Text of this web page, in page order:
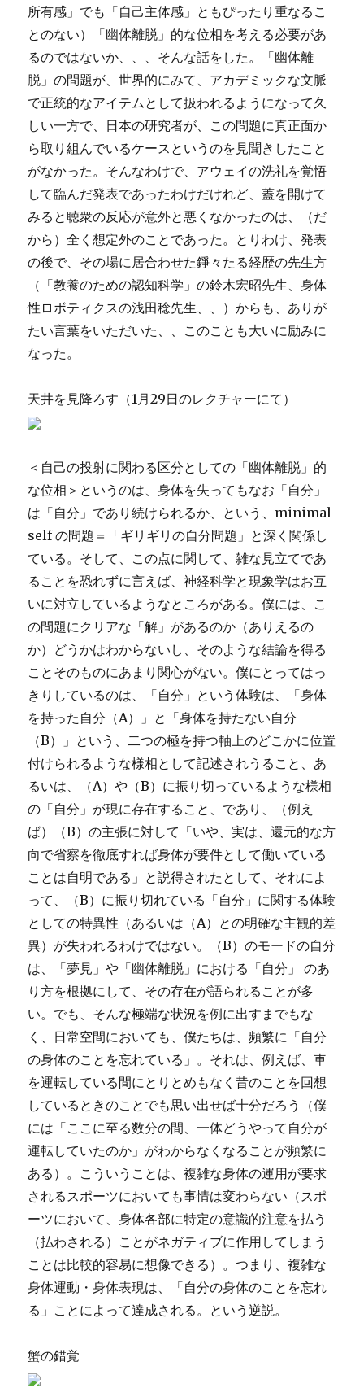
所有感」でも「自己主体感」ともぴったり重なるこ
とのない）「幽体離脱」的な位相を考える必要があ
るのではないか、、、そんな話をした。「幽体離
脱」の問題が、世界的にみて、アカデミックな文脈
で正統的なアイテムとして扱われるようになって久
しい一方で、日本の研究者が、この問題に真正面か
ら取り組んでいるケースというのを見聞きしたこと
がなかった。そんなわけで、アウェイの洗礼を覚悟
して臨んだ発表であったわけだけれど、蓋を開けて
みると聴衆の反応が意外と悪くなかったのは、（だ
から）全く想定外のことであった。とりわけ、発表
の後で、その場に居合わせた錚々たる経歴の先生方
（「教養のための認知科学」の鈴木宏昭先生、身体
性ロボティクスの浅田稔先生、、）からも、ありが
たい言葉をいただいた、、このことも大いに励みに
なった。
天井を見降ろす（1月29日のレクチャーにて）
＜自己の投射に関わる区分としての「幽体離脱」的
な位相＞というのは、身体を失ってもなお「自分」
は「自分」であり続けられるか、という、minimal
self の問題＝「ギリギリの自分問題」と深く関係し
ている。そして、この点に関して、雑な見立てであ
ることを恐れずに言えば、神経科学と現象学はお互
いに対立しているようなところがある。僕には、こ
の問題にクリアな「解」があるのか（ありえるの
か）どうかはわからないし、そのような結論を得る
ことそのものにあまり関心がない。僕にとってはっ
きりしているのは、「自分」という体験は、「身体
を持った自分（A）」と「身体を持たない自分
（B）」という、二つの極を持つ軸上のどこかに位置
付けられるような様相として記述されうること、あ
るいは、（A）や（B）に振り切っているような様相
の「自分」が現に存在すること、であり、（例え
ば）（B）の主張に対して「いや、実は、還元的な方
向で省察を徹底すれば身体が要件として働いている
ことは自明である」と説得されたとして、それによ
って、（B）に振り切れている「自分」に関する体験
としての特異性（あるいは（A）との明確な主観的差
異）が失われるわけではない。（B）のモードの自分
は、「夢見」や「幽体離脱」における「自分」 のあ
り方を根拠にして、その存在が語られることが多
い。でも、そんな極端な状況を例に出すまでもな
く、日常空間においても、僕たちは、頻繁に「自分
の身体のことを忘れている」。それは、例えば、車
を運転している間にとりとめもなく昔のことを回想
しているときのことでも思い出せば十分だろう（僕
には「ここに至る数分の間、一体どうやって自分が
運転していたのか」がわからなくなることが頻繁に
ある）。こういうことは、複雑な身体の運用が要求
されるスポーツにおいても事情は変わらない（スポ
ーツにおいて、身体各部に特定の意識的注意を払う
（払わされる）ことがネガティブに作用してしまう
ことは比較的容易に想像できる）。つまり、複雑な
身体運動・身体表現は、「自分の身体のことを忘れ
る」ことによって達成される。という逆説。
蟹の錯覚